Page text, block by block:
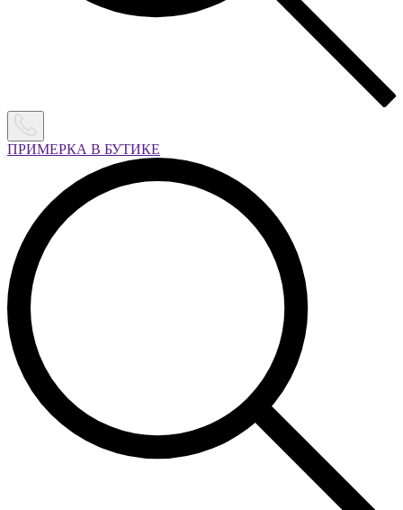
ПРИМЕРКА В БУТИКЕ